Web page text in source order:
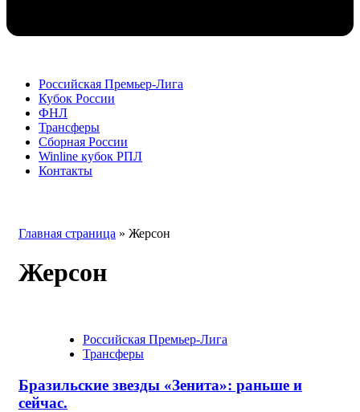
Российская Премьер-Лига
Кубок России
ФНЛ
Трансферы
Сборная России
Winline кубок РПЛ
Контакты
Перейти
содержимому
Главная страница » Жерсон
Жерсон
Российская Премьер-Лига
Трансферы
Бразильские звезды «Зенита»: раньше и
сейчас.